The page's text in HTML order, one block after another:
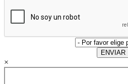
ENVIAR
×